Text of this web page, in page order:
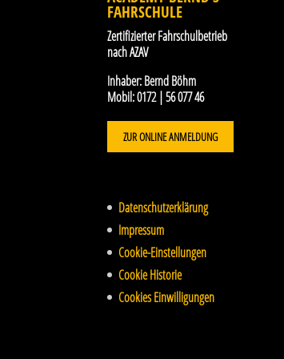
FAHRSCHULE
Zertifizierter Fahrschulbetrieb
nach AZAV
Inhaber:Bernd Böhm
Mobil:0172 | 56 077 46
ZUR ONLINE ANMELDUNG
Datenschutzerklärung
Impressum
Cookie-Einstellungen
Cookie Historie
Cookies Einwilligungen